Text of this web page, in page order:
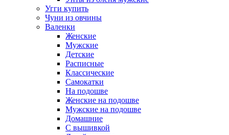
Угги купить
Чуни из овчины
Валенки
Женские
Мужские
Детские
Расписные
Классические
Самокатки
На подошве
Женские на подошве
Мужские на подошве
Домашние
С вышивкой